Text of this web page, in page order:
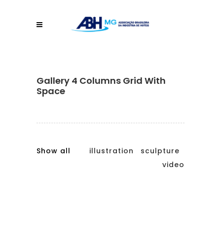
Gallery 4 Columns Grid With
Space
Show all illustration
sculpture
video